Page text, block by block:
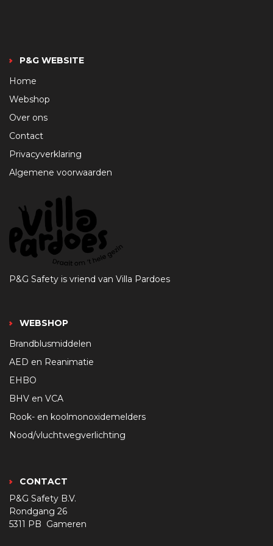
P&G WEBSITE
Home
Webshop
Over ons
Contact
Privacyverklaring
Algemene voorwaarden
P&G Safety is vriend van Villa Pardoes
WEBSHOP
Brandblusmiddelen
AED en Reanimatie
EHBO
BHV en VCA
Rook- en koolmonoxidemelders
Nood/vluchtwegverlichting
CONTACT
P&G Safety B.V.
Rondgang 26
5311 PB Gameren